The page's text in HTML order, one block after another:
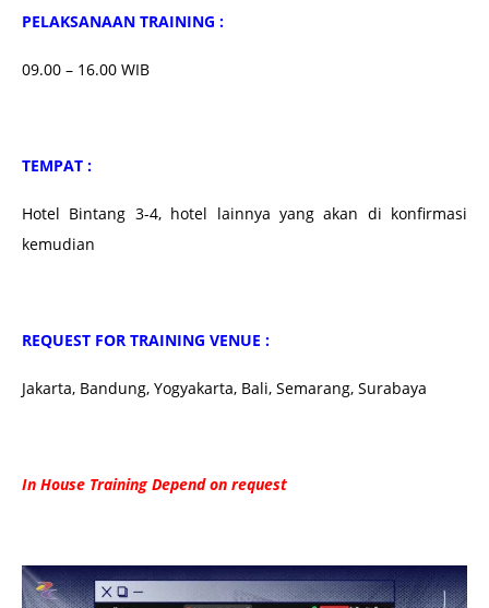
PELAKSANAAN TRAINING :
09.00 – 16.00 WIB
TEMPAT :
Hotel Bintang 3-4, hotel lainnya yang akan di konfirmasi
kemudian
REQUEST FOR TRAINING VENUE :
Jakarta, Bandung, Yogyakarta, Bali, Semarang, Surabaya
In House Training Depend on request